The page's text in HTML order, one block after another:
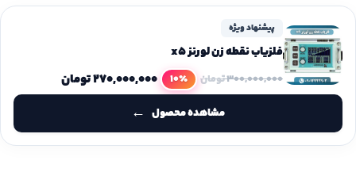
پیشنهاد ویژه
فلزیاب نقطه زن لورنز x5
۳۰۰,۰۰۰,۰۰۰تومان 10٪ ۲۷۰,۰۰۰,۰۰۰تومان
مشاهده محصول